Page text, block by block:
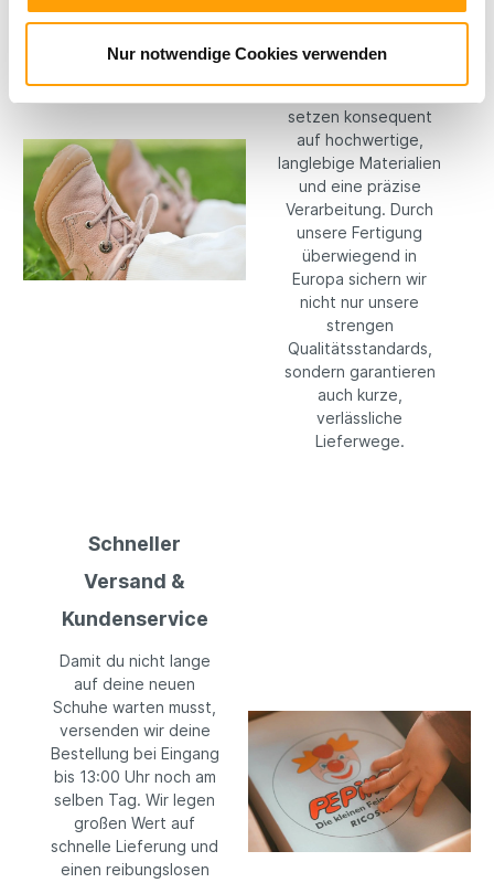
Nur notwendige Cookies verwenden
Bei RICOSTA machen
setzen konsequent
auf hochwertige,
langlebige Materialien
und eine präzise
Verarbeitung. Durch
unsere Fertigung
überwiegend in
Europa sichern wir
nicht nur unsere
strengen
Qualitätsstandards,
sondern garantieren
auch kurze,
verlässliche
Lieferwege.
Schneller
Versand &
Kundenservice
Damit du nicht lange
auf deine neuen
Schuhe warten musst,
versenden wir deine
Bestellung bei Eingang
bis 13:00 Uhr noch am
selben Tag. Wir legen
großen Wert auf
schnelle Lieferung und
einen reibungslosen